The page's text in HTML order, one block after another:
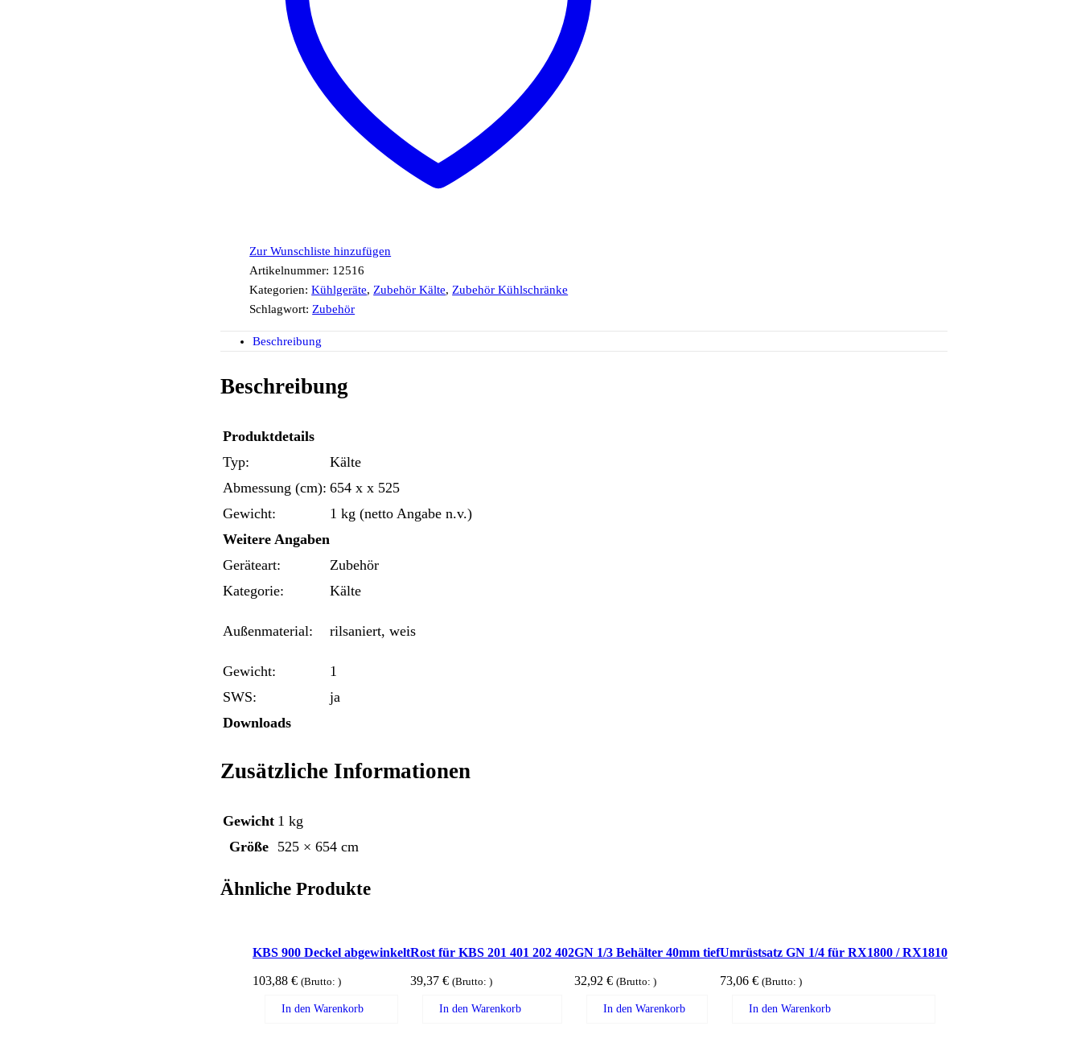
Zur Wunschliste hinzufügen
Artikelnummer: 12516
Kategorien:Kühlgeräte, Zubehör Kälte, Zubehör Kühlschränke
Schlagwort: Zubehör
Beschreibung
Beschreibung
Produktdetails
Typ:
Kälte
Abmessung (cm): 654 x x 525
Gewicht:
1 kg (netto Angabe n.v.)
Weitere Angaben
Geräteart:
Zubehör
Kategorie:
Kälte
Außenmaterial: rilsaniert, weis
Gewicht:
1
SWS:
ja
Downloads
Zusätzliche Informationen
Gewicht 1 kg
Größe
525 × 654 cm
Ähnliche Produkte
KBS 900 Deckel abgewinkelt
103,88 € (Brutto: )
In den Warenkorb
Rost für KBS 201 401 202 402
39,37 € (Brutto: )
In den Warenkorb
GN 1/3 Behälter 40mm tief
32,92 € (Brutto: )
In den Warenkorb
Umrüstsatz GN 1/4 für RX1800 / RX1810
73,06 € (Brutto: )
In den Warenkorb